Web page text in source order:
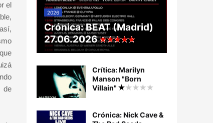
el
de
2026
Crónica: BEAT (Madrid)
27.06.2026
Crítica: Marilyn
Manson "Born
Villain"
Crónica: Nick Cave &